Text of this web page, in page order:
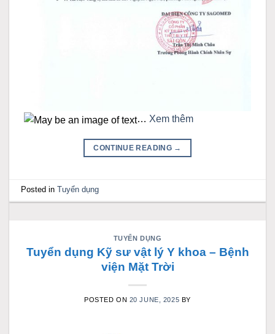
… Xem thêm
CONTINUE READING →
Posted inTuyển dụng
TUYỂN DỤNG
Tuyển dụng Kỹ sư vật lý Y khoa – Bệnh
viện Mặt Trời
POSTED ON 20 JUNE, 2025 BY